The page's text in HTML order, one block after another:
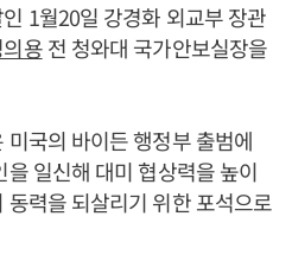
1월20일 강경화 외교부 장관
용전 청와대 국가안보실장을
미국의 바이든 행정부 출범에
일신해 대미 협상력을 높이
력을 되살리기 위한 포석으로